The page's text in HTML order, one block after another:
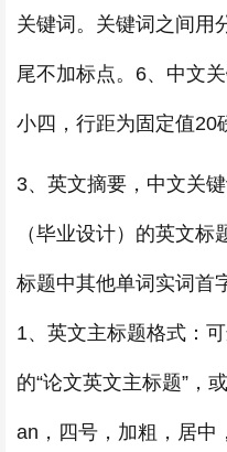
关键词。关键词之间用
尾不加标点。6、中文
小四，行距为固定值20
3、英文摘要，中文关
（毕业设计）的英文标
标题中其他单词实词首
1、英文主标题格式：
的“论文英文主标题”，
an，四号，加粗，居中